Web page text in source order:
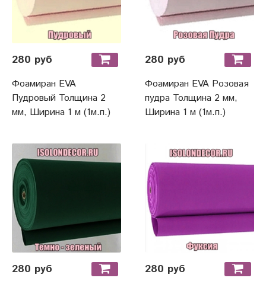
280 руб
Фоамиран EVA
Пудровый Толщина 2
мм, Ширина 1 м (1м.п.)
280 руб
Фоамиран EVA Розовая
пудра Толщина 2 мм,
Ширина 1 м (1м.п.)
280 руб 280 руб